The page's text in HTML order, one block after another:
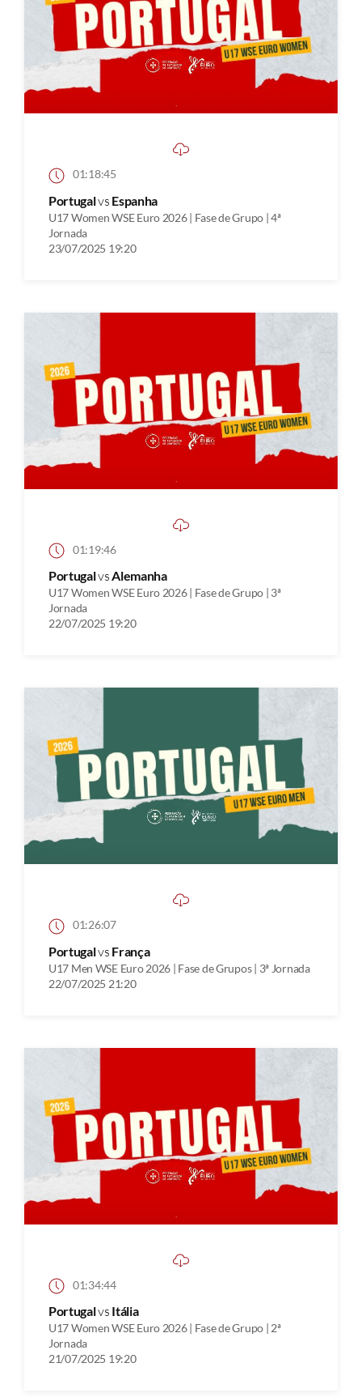
01:18:45
Portugalvs Espanha
U17 Women WSE Euro 2026 | Fase de Grupo | 4ª
Jornada
23/07/2025 19:20
01:19:46
PortugalvsAlemanha
U17 Women WSE Euro 2026 | Fase de Grupo | 3ª
Jornada
22/07/2025 19:20
01:26:07
Portugalvs França
U17 Men WSE Euro 2026 | Fase de Grupos | 3ª Jornada
22/07/2025 21:20
01:34:44
Portugalvs Itália
U17 Women WSE Euro 2026 | Fase de Grupo | 2ª
Jornada
21/07/2025 19:20